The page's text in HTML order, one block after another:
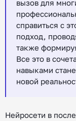
вызов для
справиться с
подход,
также
Все это в
навыками
новой
Нейросети в